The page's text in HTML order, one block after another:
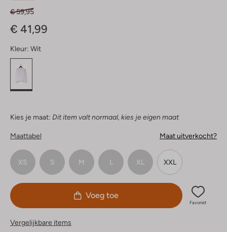
€ 59,95
€ 41,99
Kleur: Wit
Kies je maat: Dit item valt normaal, kies je eigen maat
Maattabel Maat uitverkocht?
XS S M L XL XXL
Voeg toe
Favoriet
Vergelijkbare items